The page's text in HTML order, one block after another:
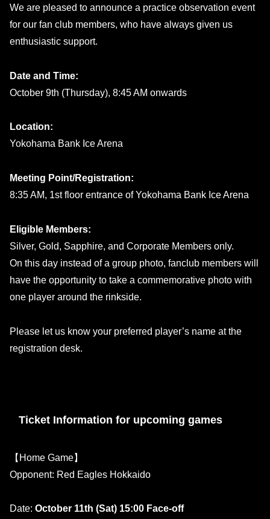
We are pleased to announce a practice observation event
for our fan club members, who have always given us
enthusiastic support.
Date and Time:
October 9th (Thursday), 8:45 AM onwards
Location:
Yokohama Bank Ice Arena
Meeting Point/Registration:
8:35 AM, 1st floor entrance of Yokohama Bank Ice Arena
Eligible Members:
Silver, Gold, Sapphire, and Corporate Members only.
On this day instead of a group photo, fanclub members will
have the opportunity to take a commemorative photo with
one player around the rinkside.
Please let us know your preferred player’s name at the
registration desk.
Ticket Information for upcoming games
【Home Game】
Opponent: Red Eagles Hokkaido
Date: October 11th (Sat) 15:00 Face-off